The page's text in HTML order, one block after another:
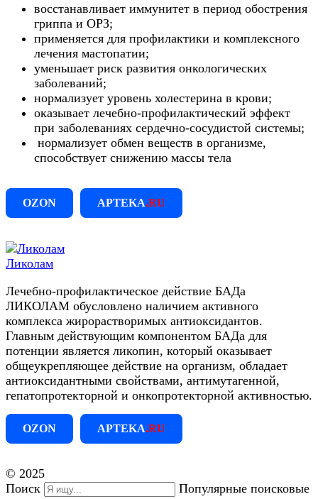
восстанавливает иммунитет в период обострения
гриппа и ОРЗ;
применяется для профилактики и комплексного
лечения мастопатии;
уменьшает риск развития онкологических
заболеваний;
нормализует уровень холестерина в крови;
оказывает лечебно-профилактический эффект
при заболеваниях сердечно-сосудистой системы;
нормализует обмен веществ в организме,
способствует снижению массы тела
OZON APTEKA.RU
Ликолам
Лечебно-профилактическое действие БАДа
ЛИКОЛАМ обусловлено наличием активного
комплекса жирорастворимых антиоксидантов.
Главным действующим компонентом БАДа для
потенции является ликопин, который оказывает
общеукрепляющее действие на организм, обладает
антиоксидантными свойствами, антимутагенной,
гепатопротекторной и онкопротекторной активностью.
OZON APTEKA.RU
© 2025
Поиск
Популярные поисковые